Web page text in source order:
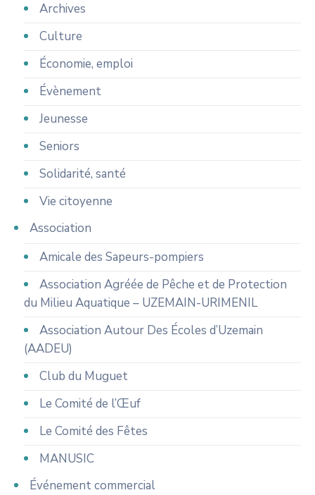
Archives
Culture
Économie, emploi
Évènement
Jeunesse
Seniors
Solidarité, santé
Vie citoyenne
Association
Amicale des Sapeurs-pompiers
Association Agréée de Pêche et de Protection
du Milieu Aquatique – UZEMAIN-URIMENIL
Association Autour Des Écoles d’Uzemain
(AADEU)
Club du Muguet
Le Comité de l’Œuf
Le Comité des Fêtes
MANUSIC
Événement commercial